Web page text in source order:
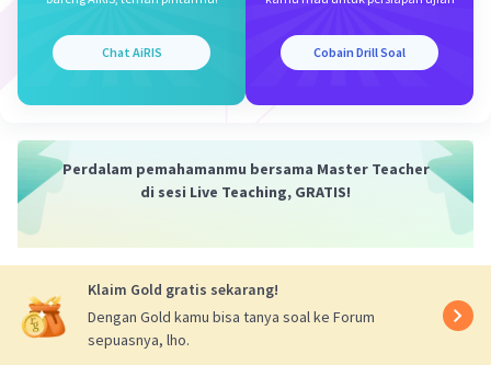
Iklan
Chat AiRIS Cobain Drill Soal
Perdalam pemahamanmu bersama Master Teacher
di sesi Live Teaching, GRATIS!
Klaim Gold gratis sekarang!
Dengan Gold kamu bisa tanya soal ke Forum
sepuasnya, lho.